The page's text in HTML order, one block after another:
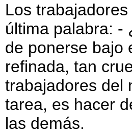
Los
última palabra: -
de ponerse bajo
refinada, tan
trabajadores del
tarea, es hacer
las demás.